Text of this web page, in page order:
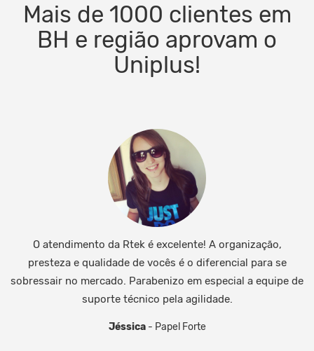
Mais de 1000 clientes em
BH e região aprovam o
Uniplus!
O atendimento da Rtek é excelente! A organização,
presteza e qualidade de vocês é o diferencial para se
sobressair no mercado. Parabenizo em especial a equipe de
suporte técnico pela agilidade.
Jéssica- Papel Forte